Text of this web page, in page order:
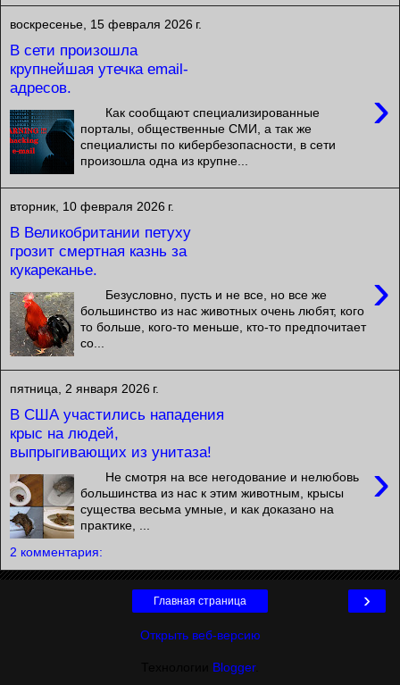
воскресенье, 15 февраля 2026 г.
В сети произошла
крупнейшая утечка email-
адресов.
›
Как сообщают специализированные
порталы, общественные СМИ, а так же
специалисты по кибербезопасности, в сети
произошла одна из крупне...
вторник, 10 февраля 2026 г.
В Великобритании петуху
грозит смертная казнь за
кукареканье.
›
Безусловно, пусть и не все, но все же
большинство из нас животных очень любят, кого
то больше, кого-то меньше, кто-то предпочитает
со...
пятница, 2 января 2026 г.
В США участились нападения
крыс на людей,
выпрыгивающих из унитаза!
›
Не смотря на все негодование и нелюбовь
большинства из нас к этим животным, крысы
существа весьма умные, и как доказано на
практике, ...
2 комментария:
›
Главная страница
Открыть веб-версию
Blogger.